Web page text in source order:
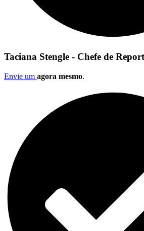
Taciana Stengle - Chefe de
Envie um agora mesmo.